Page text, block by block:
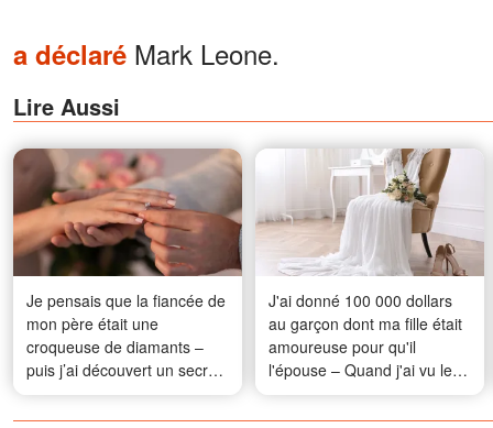
a déclaré Mark Leone.
Lire Aussi
Je pensais que la fiancée de
mon père était une
croqueuse de diamants –
puis j’ai découvert un secret
qui a tout changé
J'ai donné 100 000 dollars
au garçon dont ma fille était
amoureuse pour qu'il
l'épouse – Quand j'ai vu les
photos de mariage, je n'en
croyais pas mes yeux